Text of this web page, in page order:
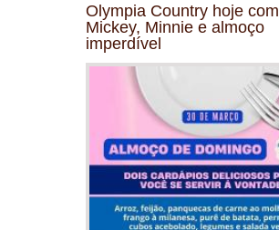
Olympia Country hoje com
Mickey, Minnie e almoço
imperdível